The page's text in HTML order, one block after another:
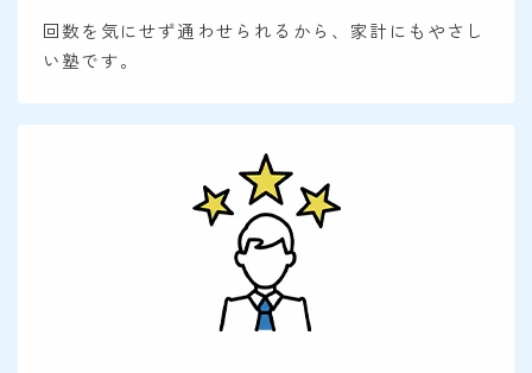
回数を気にせず通わせられるから、家計にもやさし
い塾です。